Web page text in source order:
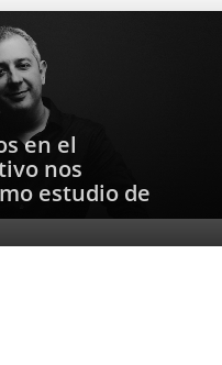
en el
nos
estudio de